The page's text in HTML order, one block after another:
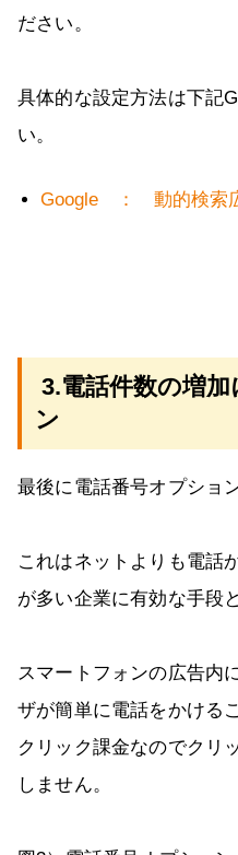
ださい。
具体的な設定方法は下記
い。
Google ： 動的検索
3.電話件数の増
ン
最後に電話番号オプショ
これはネットよりも電話
が多い企業に有効な手段
スマートフォンの広告内
ザが簡単に電話をかける
クリック課金なのでクリ
しません。